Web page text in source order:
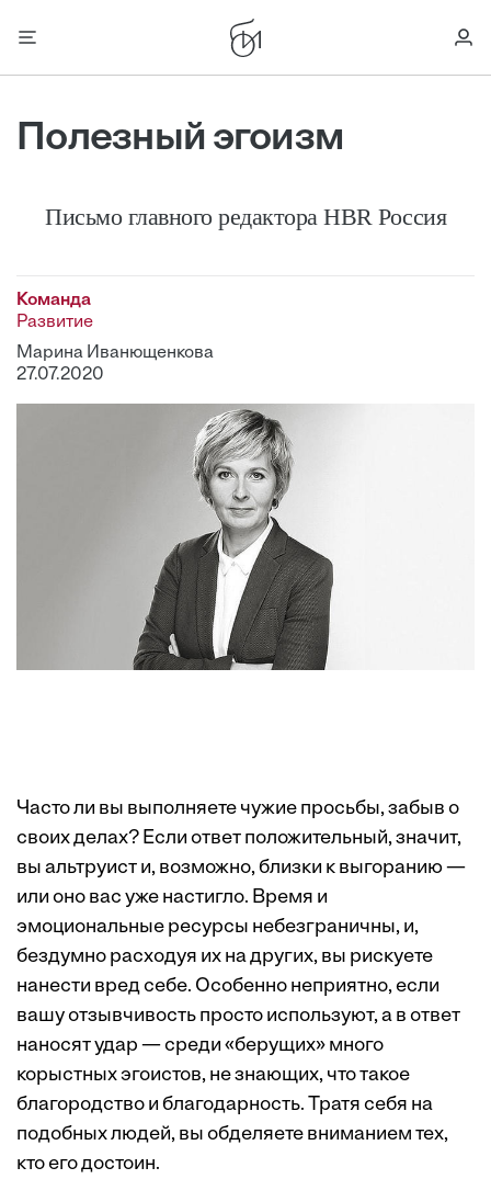
Полезный эгоизм
Письмо главного редактора HBR Россия
Команда
Развитие
Марина Иванющенкова
27.07.2020
Часто ли вы выполняете чужие просьбы, забыв о
своих делах? Если ответ положительный, значит,
вы альтруист и, возможно, близки к выгоранию —
или оно вас уже настигло. Время и
эмоциональные ресурсы небезграничны, и,
бездумно расходуя их на других, вы рискуете
нанести вред себе. Особенно неприятно, если
вашу отзывчивость просто используют, а в ответ
наносят удар — среди «берущих» много
корыстных эгоистов, не знающих, что такое
благородство и благодарность. Тратя себя на
подобных людей, вы обделяете вниманием тех,
кто его достоин.